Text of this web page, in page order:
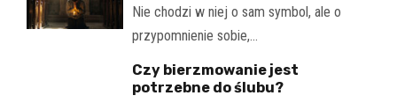
Nie chodzi w niej o sam symbol, ale o
przypomnienie sobie,…
Czy bierzmowanie jest
potrzebne do ślubu?